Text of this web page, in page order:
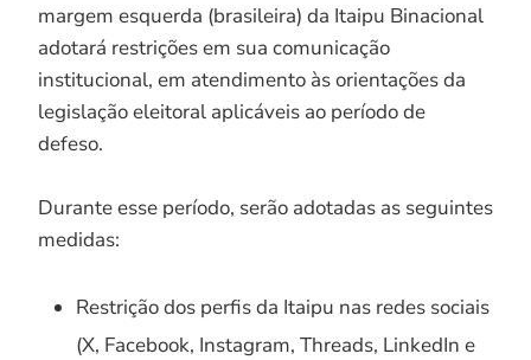
margem esquerda (brasileira) da Itaipu Binacional
adotará restrições em sua comunicação
institucional, em atendimento às orientações da
legislação eleitoral aplicáveis ao período de
defeso.
Durante esse período, serão adotadas as seguintes
medidas:
Restrição dos perfis da Itaipu nas redes sociais
(X, Facebook, Instagram, Threads, LinkedIn e